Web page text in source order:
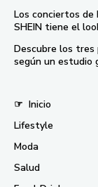
Los conciertos de
SHEIN tiene el
Descubre los tres
según un estudio
☞ Inicio
Lifestyle
Moda
Salud